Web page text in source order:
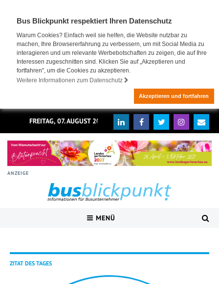
Bus Blickpunkt respektiert Ihren Datenschutz
Warum Cookies? Einfach weil sie helfen, die Website nutzbar zu
machen, Ihre Browsererfahrung zu verbessern, um mit Social Media zu
interagieren und um relevante Werbebotschaften zu zeigen, die auf Ihre
Interessen zugeschnitten sind. Klicken Sie auf „Akzeptieren und
fortfahren", um die Cookies zu akzeptieren.
Weitere Informationen zum Datenschutz
Akzeptieren und fortfahren
FREITAG, 07. AUGUST 2026
ANZEIGE
MENÜ
ZITAT DES TAGES